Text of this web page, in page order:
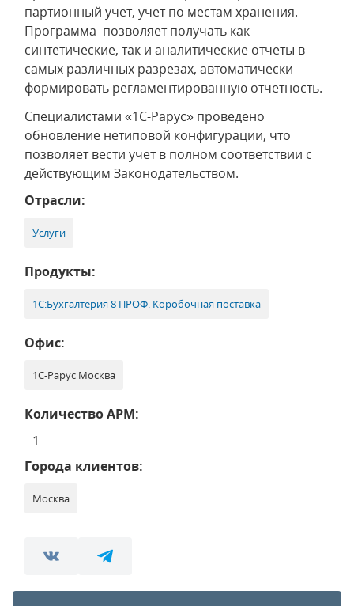
партионный учет, учет по местам хранения.
Программа позволяет получать как
синтетические, так и аналитические отчеты в
самых различных разрезах, автоматически
формировать регламентированную отчетность.
Специалистами «1С-Рарус» проведено
обновление нетиповой конфигурации, что
позволяет вести учет в полном соответствии с
действующим Законодательством.
Отрасли:
Услуги
Продукты:
1С:Бухгалтерия 8 ПРОФ. Коробочная поставка
Офис:
1С-Рарус Москва
Количество АРМ:
1
Города клиентов:
Москва